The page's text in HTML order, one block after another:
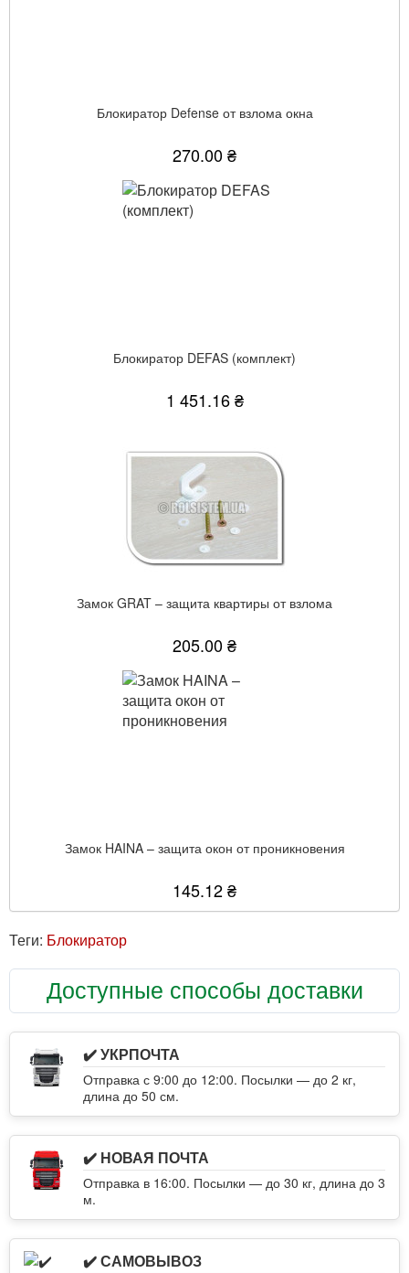
Блокиратор Defense от взлома окна
270.00 ₴
Блокиратор DEFAS (комплект)
1 451.16 ₴
Замок GRAT – защита квартиры от взлома
205.00 ₴
Замок HAINA – защита окон от проникновения
145.12 ₴
Теги: Блокиратор
Доступные способы доставки
✔️ УКРПОЧТА
Отправка с 9:00 до 12:00. Посылки — до 2 кг,
длина до 50 см.
✔️ НОВАЯ ПОЧТА
Отправка в 16:00. Посылки — до 30 кг, длина до 3
м.
✔️ САМОВЫВОЗ